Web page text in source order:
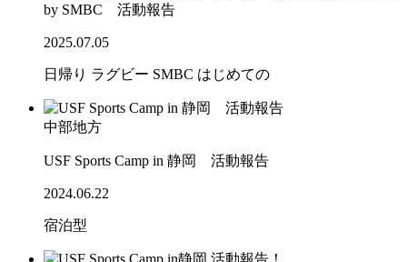
by SMBC 活動報告
2025.07.05
日帰り ラグビー SMBC はじめての
中部地方
USF Sports Camp in 静岡 活動報告
2024.06.22
宿泊型